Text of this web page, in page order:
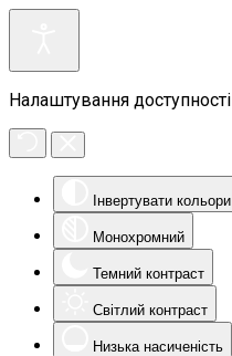
Налаштування доступності
Інвертувати кольори
Монохромний
Темний контраст
Світлий контраст
Низька насиченість